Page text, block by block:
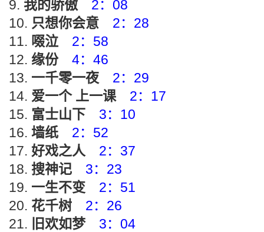
我的骄傲
2：08
只想你会意
2：28
啜泣
2：58
缘份
4：46
一千零一夜
2：29
爱一个 上一课
2：17
富士山下
3：10
墙纸
2：52
好戏之人
2：37
搜神记
3：23
一生不变
2：51
花千树
2：26
旧欢如梦
3：04